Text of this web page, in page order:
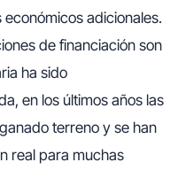
adicionales.
de financiación son
ha sido
en los últimos años las
terreno y se han
real para muchas